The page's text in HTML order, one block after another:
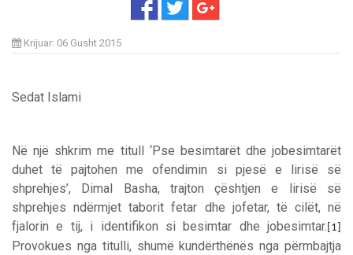
Krijuar: 06 Gusht 2015
Sedat Islami
Në një shkrim me titull ‘Pse besimtarët dhe jobesimtarët
duhet të pajtohen me ofendimin si pjesë e lirisë së
shprehjes’, Dimal Basha, trajton çështjen e lirisë së
shprehjes ndërmjet taborit fetar dhe jofetar, të cilët, në
fjalorin e tij, i identifikon si besimtar dhe jobesimtar. [1]
Provokues nga titulli, shumë kundërthënës nga përmbajtja